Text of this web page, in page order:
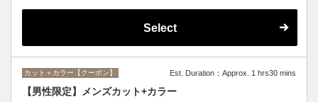
Select
カット＋カラー【クーポン】 Est. Duration：Approx. 1 hrs30 mins
【男性限定】メンズカット+カラー